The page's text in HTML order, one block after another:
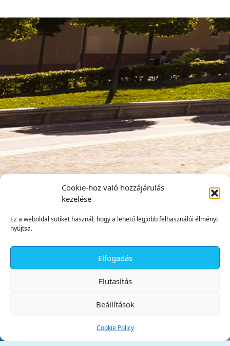
Cookie-hoz való hozzájárulás
kezelése
Ez a weboldal sütiket használ, hogy a lehető legjobb felhasználói élményt
nyújtsa.
Elfogadás
Elutasítás
Beállítások
Cookie Policy
Tata Város Önkormányzata
✕